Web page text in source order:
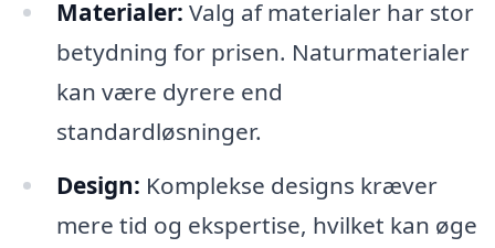
Materialer: Valg af materialer har stor
betydning for prisen. Naturmaterialer
kan være dyrere end
standardløsninger.
Design: Komplekse designs kræver
mere tid og ekspertise, hvilket kan øge